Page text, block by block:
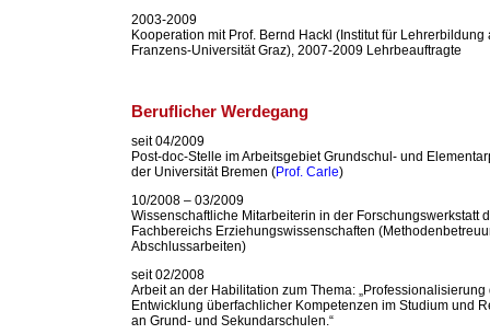
2003-2009
Kooperation mit Prof. Bernd Hackl (Institut für Lehrerbildung
Franzens-Universität Graz), 2007-2009 Lehrbeauftragte
Beruflicher Werdegang
seit 04/2009
Post-doc-Stelle im Arbeitsgebiet Grundschul- und
der Universität Bremen (Prof. Carle)
10/2008 – 03/2009
Wissenschaftliche Mitarbeiterin in der Forschungswerkstatt
Fachbereichs Erziehungswissenschaften
Abschlussarbeiten)
seit 02/2008
Arbeit an der Habilitation zum Thema: „Professionalisierung
Entwicklung überfachlicher Kompetenzen im Studium und
an Grund- und Sekundarschulen.“